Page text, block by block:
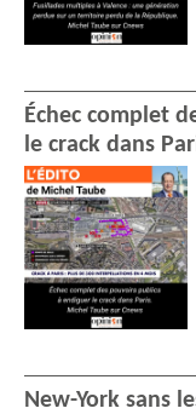
Échec complet
le crack dans
New-York sans